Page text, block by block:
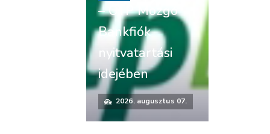
– OTP Mozgó
Bankfiók
nyitvatartási
idejében
2026. augusztus 07.